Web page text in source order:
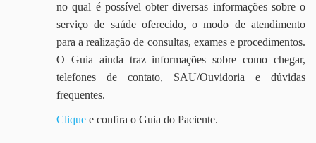
no qual é possível obter diversas informações sobre o
serviço de saúde oferecido, o modo de atendimento
para a realização de consultas, exames e procedimentos.
O Guia ainda traz informações sobre como chegar,
telefones de contato, SAU/Ouvidoria e dúvidas
frequentes.
Clique e confira o Guia do Paciente.